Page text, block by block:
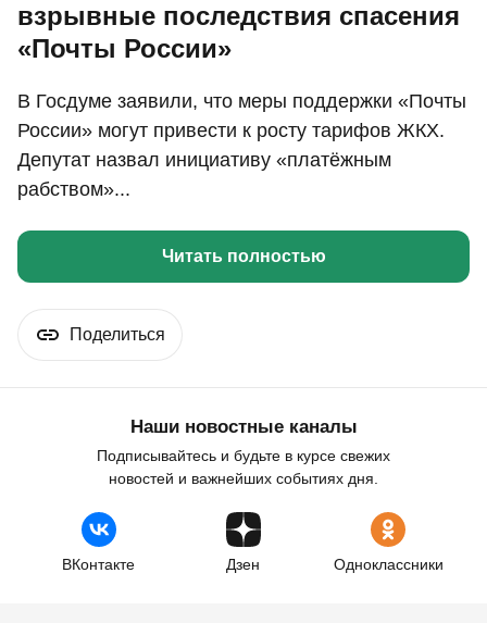
взрывные последствия спасения
«Почты России»
В Госдуме заявили, что меры поддержки «Почты
России» могут привести к росту тарифов ЖКХ.
Депутат назвал инициативу «платёжным
рабством»...
Читать полностью
Поделиться
Наши новостные каналы
Подписывайтесь и будьте в курсе свежих
новостей и важнейших событиях дня.
ВКонтакте Дзен Одноклассники